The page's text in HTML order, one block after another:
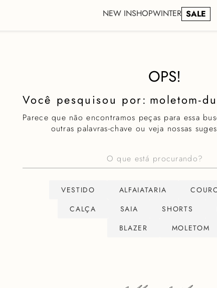
NEW INSHOPWINTER SALE
OPS!
moletom-
Parece que não encontramos peças para essa
outras palavras-chave ou veja nossas
VESTIDO ALFAIATARIA
CALÇA
SAIA SHORTS
BLAZER
MOLETOM